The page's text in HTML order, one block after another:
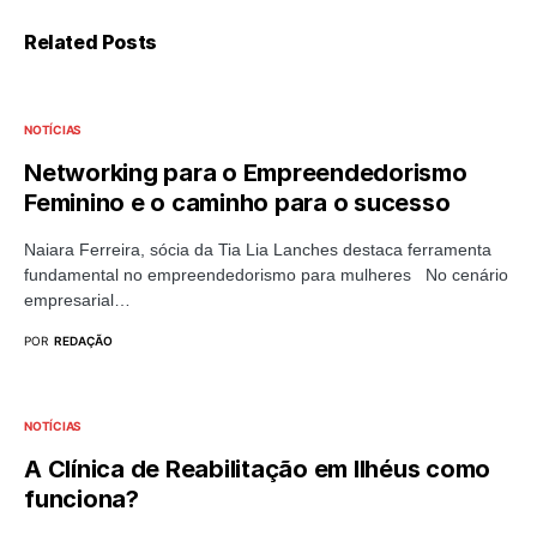
Related Posts
NOTÍCIAS
Networking para o Empreendedorismo
Feminino e o caminho para o sucesso
Naiara Ferreira, sócia da Tia Lia Lanches destaca ferramenta
fundamental no empreendedorismo para mulheres No cenário
empresarial…
POR REDAÇÃO
NOTÍCIAS
A Clínica de Reabilitação em Ilhéus como
funciona?